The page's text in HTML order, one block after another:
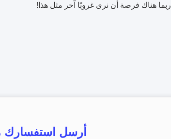
ربما هناك فرصة أن نرى غروبًا آخر مثل هذا!
أرسل استفسارك